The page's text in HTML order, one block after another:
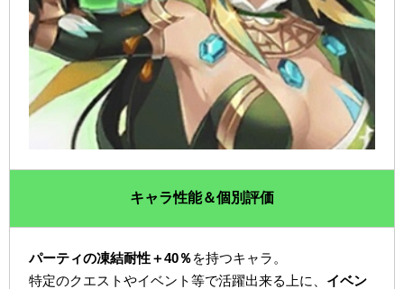
キャラ性能＆個別評価
パーティの凍結耐性＋40％を持つキャラ。
特定のクエストやイベント等で活躍出来る上に、 イベン